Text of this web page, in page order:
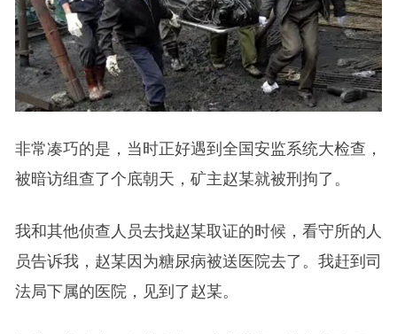
非常凑巧的是，当时正好遇到全国安监系统大检查，
被暗访组查了个底朝天，矿主赵某就被刑拘了。
我和其他侦查人员去找赵某取证的时候，看守所的人
员告诉我，赵某因为糖尿病被送医院去了。我赶到司
法局下属的医院，见到了赵某。